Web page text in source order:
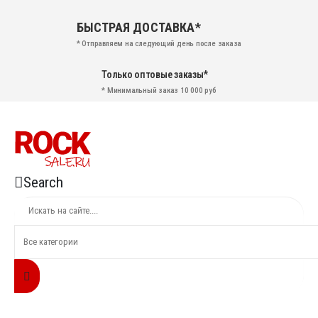
БЫСТРАЯ ДОСТАВКА*
* Отправляем на следующий день после заказа
Только оптовые заказы*
* Минимальный заказ 10 000 руб
Search